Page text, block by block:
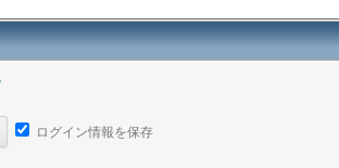
ログイン情報を保存